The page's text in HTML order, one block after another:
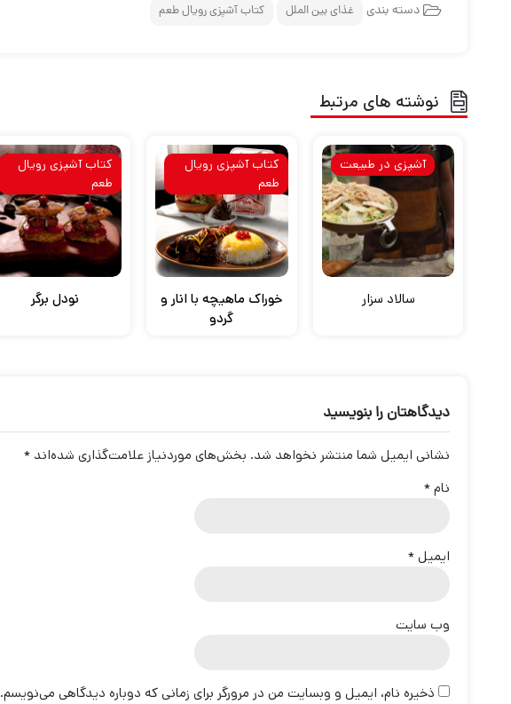
دسته بندی غذای بین الملل کتاب آشپزی رویال طعم
نوشته های مرتبط
سالاد سزار
آشپزی در طبیعت
خوراک ماهیچه با انار و
گردو
کتاب آشپزی رویال
طعم
نودل برگر
کتاب آشپزی رویال
طعم
دیدگاهتان را بنویسید
نشانی ایمیل شما منتشر نخواهد شد. بخش‌های موردنیاز علامت‌گذاری شده‌اند *
نام*
ایمیل*
وب‌ سایت
ذخیره نام، ایمیل و وبسایت من در مرورگر برای زمانی که دوباره دیدگاهی می‌نویسم.